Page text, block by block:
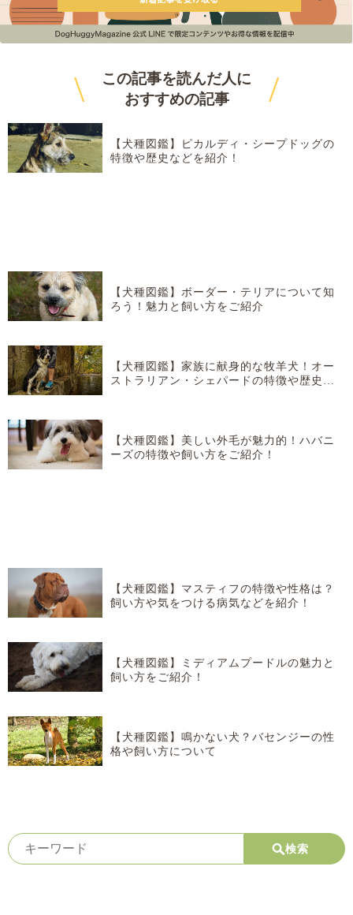
\
この記事を読んだ人に
おすすめの記事 /
【犬種図鑑】ピカルディ・シープドッグの
特徴や歴史などを紹介！
【犬種図鑑】ボーダー・テリアについて知
ろう！魅力と飼い方をご紹介
【犬種図鑑】家族に献身的な牧羊犬！オー
ストラリアン・シェパードの特徴や歴史な
【犬種図鑑】美しい外毛が魅力的！ハバニ
ーズの特徴や飼い方をご紹介！
【犬種図鑑】マスティフの特徴や性格は？
飼い方や気をつける病気などを紹介！
【犬種図鑑】ミディアムプードルの魅力と
飼い方をご紹介！
【犬種図鑑】鳴かない犬？バセンジーの性
格や飼い方について
検索